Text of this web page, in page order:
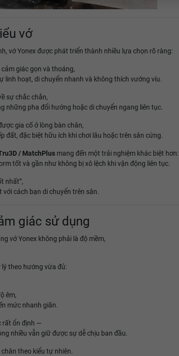
vớ
vớ Yonex được phát triển thành nhiều lựa chọn rõ ràng:
cảm giác gọn và thoáng,
linh hoạt, di chuyển nhanh và không thích vướng víu.
sự chắc chắn,
những pha đổi hướng hoặc di chuyển ngang liên tục.
gia cố ở lòng bàn chân,
đất, đặc biệt hữu ích khi chơi lâu hoặc trên sân cứng.
/ MatchPlus mang đến một trải nghiệm khác biệt hơn:
tốt và gần như không bị xô lệch khi vận động liên tục.
nhất”,
cách bạn di chuyển trên sân.
giác sử dụng
vớ Yonex không phải là độ mềm,
theo hướng vừa đủ:
êm,
mức nhanh giãn.
rất ổn định —
nhiều vẫn giữ được sự dễ chịu ban đầu.
theo kiểu tự nhiên.